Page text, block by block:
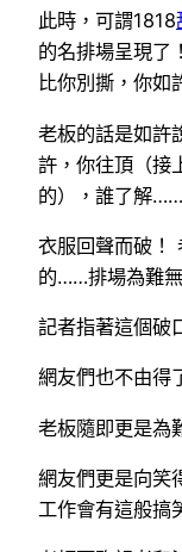
此時，可謂1818
的名排場呈現了
比你別撕，你如
老板的話是如許
許，你往頂（接
的），誰了解……
衣服回聲而破！
的……排場為難無
記者指著這個破
網友們也不由得
老板隨即更是為
網友們更是向笑
工作會有這般搞